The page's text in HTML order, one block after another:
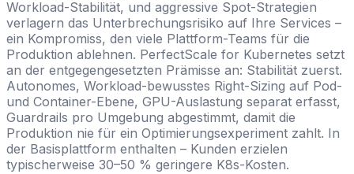
Workload-Stabilität, und aggressive Spot-Strategien
verlagern das Unterbrechungsrisiko auf Ihre Services –
ein Kompromiss, den viele Plattform-Teams für die
Produktion ablehnen. PerfectScale for Kubernetes setzt
an der entgegengesetzten Prämisse an: Stabilität zuerst.
Autonomes, Workload-bewusstes Right-Sizing auf Pod-
und Container-Ebene, GPU-Auslastung separat erfasst,
Guardrails pro Umgebung abgestimmt, damit die
Produktion nie für ein Optimierungsexperiment zahlt. In
der Basisplattform enthalten – Kunden erzielen
typischerweise 30–50 % geringere K8s-Kosten.